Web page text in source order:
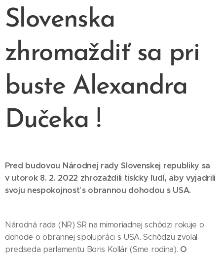
Slovenska
zhromaždiť sa pri
buste Alexandra
Dučeka !
Pred budovou Národnej rady Slovenskej republiky sa
v utorok 8. 2. 2022 zhrozaždili tisícky ľudí, aby vyjadrili
svoju nespokojnosť s obrannou dohodou s USA.
Národná rada (NR) SR na mimoriadnej schôdzi rokuje o
dohode o obrannej spolupráci s USA. Schôdzu zvolal
predseda parlamentu Boris Kollár (Sme rodina). O